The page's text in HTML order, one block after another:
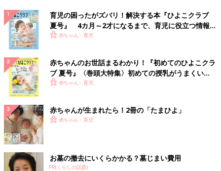
育児の困ったがズバリ！解決する本『ひよこクラブ
夏号』 4カ月～2才になるまで、育児に役立つ情報が
いっぱい！
赤ちゃん・育児
赤ちゃんのお世話まるわかり！『初めてのひよこクラ
ブ 夏号』〈巻頭大特集〉初めての授乳がうまくい
く！ おっぱい・ミルクの基本と夏のトラブル 解決テ
赤ちゃん・育児
赤ちゃんが生まれたら！2冊の「たまひよ」
赤ちゃん・育児
お墓の撤去にいくらかかる？墓じまい費用
PR(くらしの話題)